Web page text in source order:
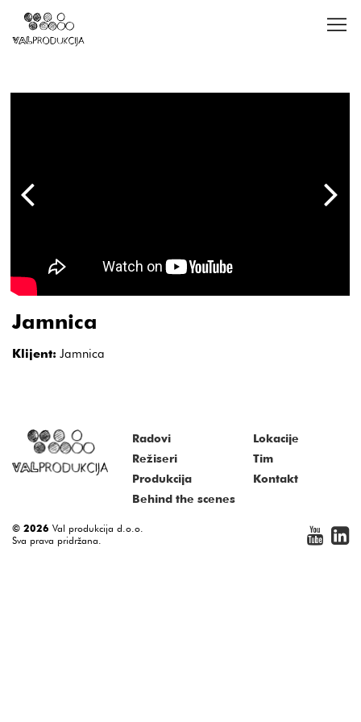
Jamnica
Klijent: Jamnica
Radovi
Režiseri
Produkcija
Lokacije
Tim
Kontakt
Behind the scenes
© 2026 Val produkcija d.o.o.
Sva prava pridržana.